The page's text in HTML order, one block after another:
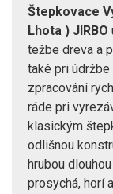
Štepkovace
Lhota ) JIRBO
težbe dreva a
také pri
zpracování
ráde pri
klasickým
odlišnou
hrubou
prosychá, horí